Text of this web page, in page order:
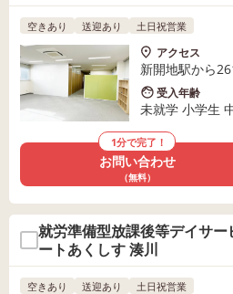
空きあり 送迎あり 土日祝営業
アクセス
新開地駅から
受入年齢
未就学 小学生
1分で完了！
お問い合わせ
（無料）
就労準備型放課後等デイサ
ートあくしす 湊川
空きあり 送迎あり 土日祝営業